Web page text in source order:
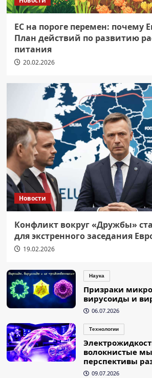
ЕС на пороге перемен: почему
План действий по развитию
питания
20.02.2026
Новости
Конфликт вокруг «Дружбы»
для экстренного заседания
19.02.2026
Наука
Призраки
вирусоиды и
06.07.2026
Технологии
волокнистые
перспективы
09.07.2026